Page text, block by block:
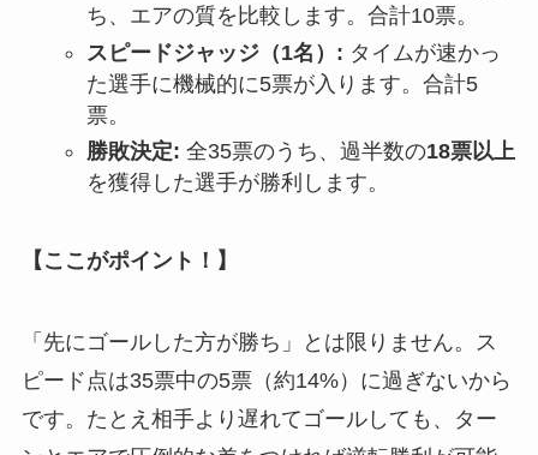
ち、エアの質を比較します。合計10票。
スピードジャッジ（1名）: タイムが速かっ
た選手に機械的に5票が入ります。合計5
票。
勝敗決定: 全35票のうち、過半数の18票以上
を獲得した選手が勝利します。
【ここがポイント！】
「先にゴールした方が勝ち」とは限りません。ス
ピード点は35票中の5票（約14%）に過ぎないから
です。たとえ相手より遅れてゴールしても、ター